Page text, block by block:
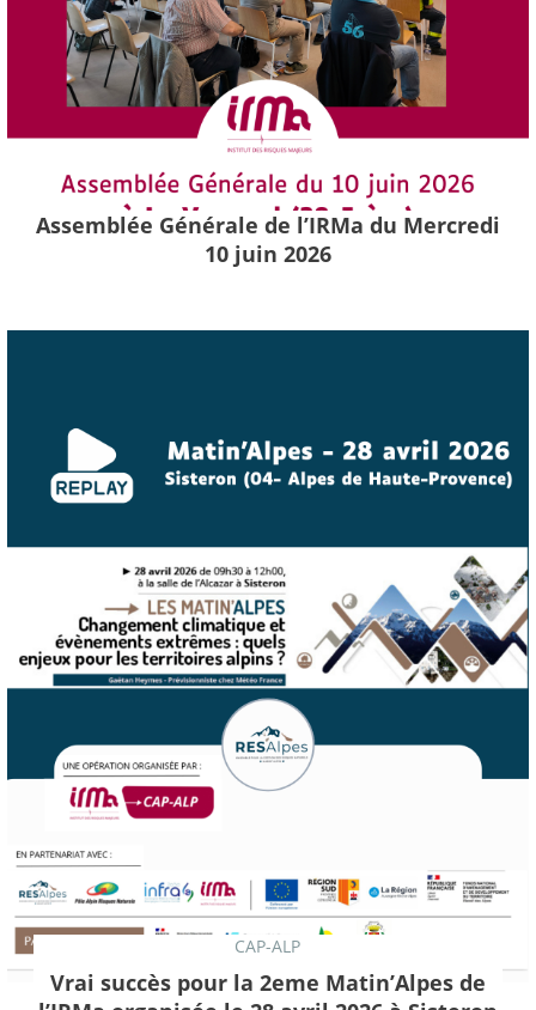
Assemblée Générale de l’IRMa du Mercredi
10 juin 2026
CAP-ALP
Vrai succès pour la 2eme Matin’Alpes de